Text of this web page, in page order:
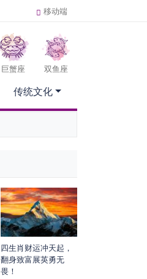
移动端
巨蟹座 双鱼座
传统文化
四生肖财运冲天起，
翻身致富展英勇无
畏！